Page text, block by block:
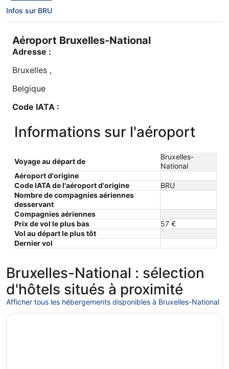
Infos sur BRU
Aéroport Bruxelles-National
Adresse :
Bruxelles ,
Belgique
Code IATA :
BRU
4,483602
Latitude :
50,89717
Fuseau horaire :
Europe/Brussels
Informations sur l'aéroport
Voyage au départ de
Bruxelles-
National
Aéroport d'origine
Code IATA de l'aéroport d'origine
BRU
Nombre de compagnies aériennes
desservant
Compagnies aériennes
Prix ​​de vol le plus bas
57 €
Vol au départ le plus tôt
Dernier vol
Bruxelles-National : sélection
d'hôtels situés à proximité
Afficher tous les hébergements disponibles à Bruxelles-National
S’ouvre dans une nouvelle fenêtre
Holiday Inn Brussels Airport by IHG